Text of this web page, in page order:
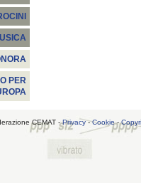
PER
CEMAT -Privacy-Cookie-